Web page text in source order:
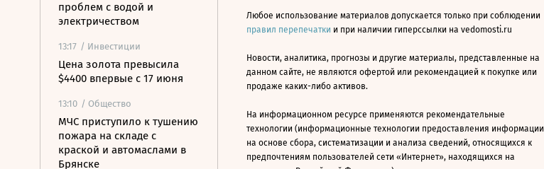
проблем с водой и
электричеством
13:17 / Инвестиции
Цена золота превысила
$4400 впервые с 17 июня
13:10 / Общество
МЧС приступило к тушению
пожара на складе с
краской и автомаслами в
Брянске
Любое использование материалов допускается только при соблюдении
правил перепечатки и при наличии гиперссылки на vedomosti.ru
Новости, аналитика, прогнозы и другие материалы, представленные на
данном сайте, не являются офертой или рекомендацией к покупке или
продаже каких-либо активов.
На информационном ресурсе применяются рекомендательные
технологии (информационные технологии предоставления информации
на основе сбора, систематизации и анализа сведений, относящихся к
предпочтениям пользователей сети «Интернет», находящихся на